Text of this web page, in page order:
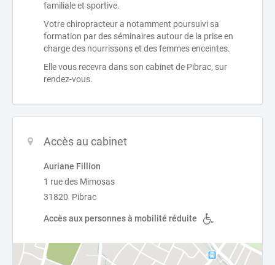
familiale et sportive.
Votre chiropracteur a notamment poursuivi sa
formation par des séminaires autour de la prise en
charge des nourrissons et des femmes enceintes.
Elle vous recevra dans son cabinet de Pibrac, sur
rendez-vous.
Accès au cabinet
Auriane Fillion
1 rue des Mimosas
31820 Pibrac
Accès aux personnes à mobilité réduite